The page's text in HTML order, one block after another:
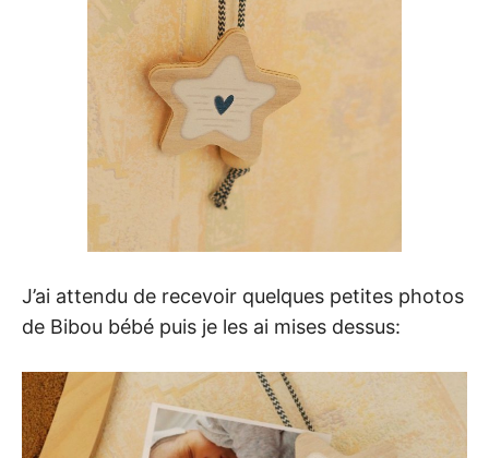
J’ai attendu de recevoir quelques petites photos
de Bibou bébé puis je les ai mises dessus: